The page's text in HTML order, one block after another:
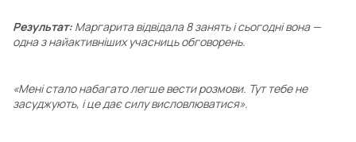
Результат: Маргарита відвідала 8 занять і сьогодні вона —
одна з найактивніших учасниць обговорень.
«Мені стало набагато легше вести розмови. Тут тебе не
засуджують, і це дає силу висловлюватися».